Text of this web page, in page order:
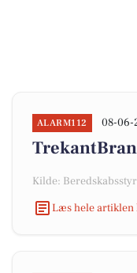
ALARM112 08-06-
Kilde:
Læs hele artiklen